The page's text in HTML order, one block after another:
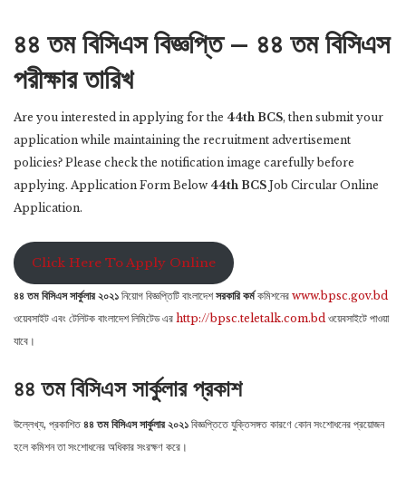
৪৪ তম বিসিএস বিজ্ঞপ্তি – ৪৪ তম বিসিএস
পরীক্ষার তারিখ
Are you interested in applying for the 44th BCS, then submit your
application while maintaining the recruitment advertisement
policies? Please check the notification image carefully before
applying. Application Form Below 44th BCS Job Circular Online
Application.
Click Here To Apply Online
৪৪ তম বিসিএস সার্কুলার ২০২১ নিয়ােগ বিজ্ঞপ্তিটি বাংলাদেশসরকারি কর্মকমিশনের www.bpsc.gov.bd
ওয়েবসাইট এবং টেলিটক বাংলাদেশ লিমিটেড এর http://bpsc.teletalk.com.bd ওয়েবসাইটে পাওয়া
যাবে।
৪৪ তম বিসিএস সার্কুলার প্রকাশ
উল্লেখ্য, প্রকাশিত ৪৪ তম বিসিএস সার্কুলার ২০২১ বিজ্ঞপ্তিতে যুক্তিসঙ্গত কারণে কোন সংশােধনের প্রয়ােজন
হলে কমিশন তা সংশােধনের অধিকার সংরক্ষণ করে।